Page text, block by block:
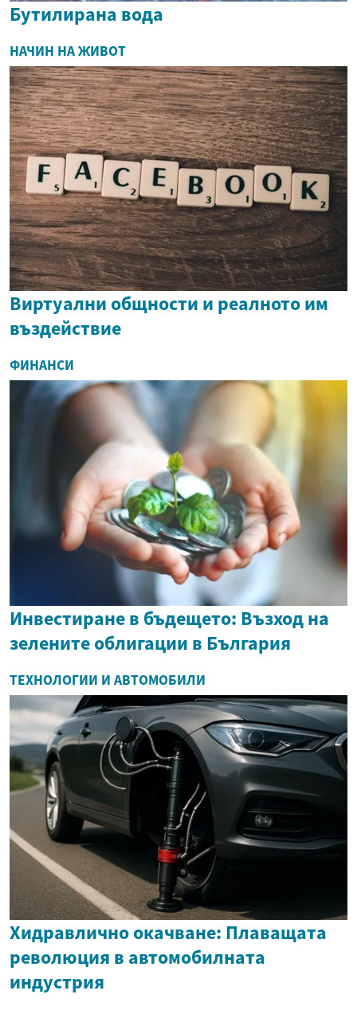
Бутилирана вода
НАЧИН НА ЖИВОТ
Виртуални общности и реалното им
въздействие
ФИНАНСИ
Инвестиране в бъдещето: Възход на
зелените облигации в България
ТЕХНОЛОГИИ И АВТОМОБИЛИ
Хидравлично окачване: Плаващата
революция в автомобилната
индустрия